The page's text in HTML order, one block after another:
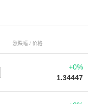
涨跌幅 / 价格
+0%
1.34447